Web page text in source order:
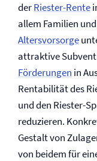
derRiester-Rente
allem Familien
Altersvorsorge
attraktive
Förderungen in
Rentabilität des
und den Riester-
reduzieren.
Gestalt von
von beidem für